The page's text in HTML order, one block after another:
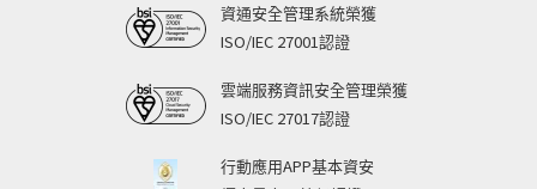
資通安全管理系統榮獲
ISO/IEC 27001認證
雲端服務資訊安全管理榮獲
ISO/IEC 27017認證
行動應用APP基本資安